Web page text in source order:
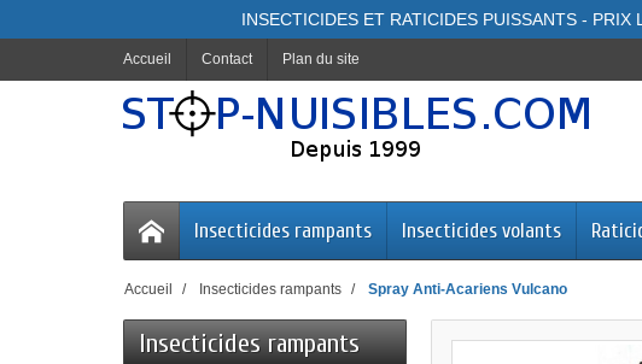
INSECTICIDES ET RATICIDES PUISSANTS -
Accueil Contact Plan du site
Insecticides rampants Insecticides volants
Accueil Insecticides rampants Spray Anti-Acariens Vulcano
Insecticides rampants